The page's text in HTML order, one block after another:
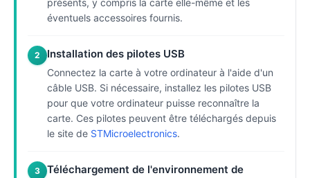
éventuels accessoires fournis.
2 Installation des pilotes USB
Connectez la carte à votre ordinateur à l'aide d'un
câble USB. Si nécessaire, installez les pilotes USB
pour que votre ordinateur puisse reconnaître la
carte. Ces pilotes peuvent être téléchargés depuis
le site de STMicroelectronics.
3
Téléchargement de l'environnement de